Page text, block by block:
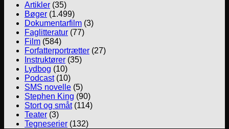
Artikler (35)
Bøger (1.499)
Dokumentarfilm (3)
Faglitteratur (77)
Film (584)
Forfatterportrætter (27)
Instruktører (35)
Lydbog (10)
Podcast(10)
SMS novelle (5)
Stephen King (90)
Stort og småt(114)
Teater (3)
Tegneserier (132)